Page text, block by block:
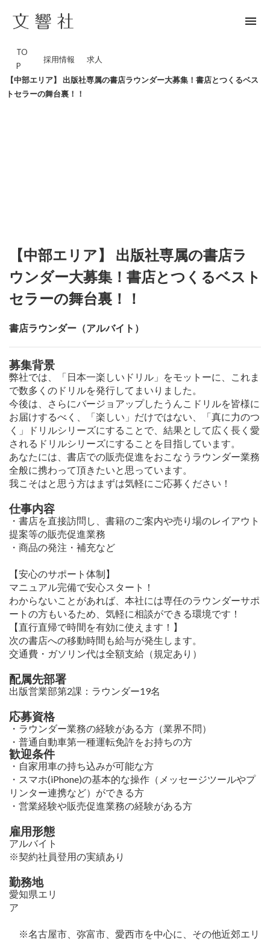
menu
TO
P
採用情報 求人
【中部エリア】 出版社専属の書店ラウンダー大募集！書店とつくるベス
トセラーの舞台裏！！
【中部エリア】 出版社専属の書店ラ
ウンダー大募集！書店とつくるベスト
セラーの舞台裏！！
書店ラウンダー（アルバイト）
募集背景
弊社では、「日本一楽しいドリル」をモットーに、これま
で数多くのドリルを発行してまいりました。
今後は、さらにバージョアップしたうんこドリルを皆様に
お届けするべく、「楽しい」だけではない、「真に力のつ
く」ドリルシリーズにすることで、結果として広く長く愛
されるドリルシリーズにすることを目指しています。
あなたには、書店での販売促進をおこなうラウンダー業務
全般に携わって頂きたいと思っています。
我こそはと思う方はまずは気軽にご応募ください！
仕事内容
・書店を直接訪問し、書籍のご案内や売り場のレイアウト
提案等の販売促進業務
・商品の発注・補充など
【安心のサポート体制】
マニュアル完備で安心スタート！
わからないことがあれば、本社には専任のラウンダーサポ
ートの方もいるため、気軽に相談ができる環境です！
【直行直帰で時間を有効に使えます！】
次の書店への移動時間も給与が発生します。
交通費・ガソリン代は全額支給（規定あり）
配属先部署
出版営業部第2課：ラウンダー19名
応募資格
・ラウンダー業務の経験がある方（業界不問）
・普通自動車第一種運転免許をお持ちの方
歓迎条件
・自家用車の持ち込みが可能な方
・スマホ(iPhone)の基本的な操作（メッセージツールやプ
リンター連携など）ができる方
・営業経験や販売促進業務の経験がある方
雇用形態
アルバイト
※契約社員登用の実績あり
勤務地
愛知県エリ
ア
※名古屋市、弥富市、愛西市を中心に、その他近郊エリ